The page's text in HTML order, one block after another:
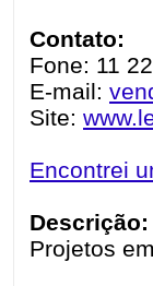
Contato:
Fone: 11
E-mail:
Site:
Encontrei
Descrição:
Projetos